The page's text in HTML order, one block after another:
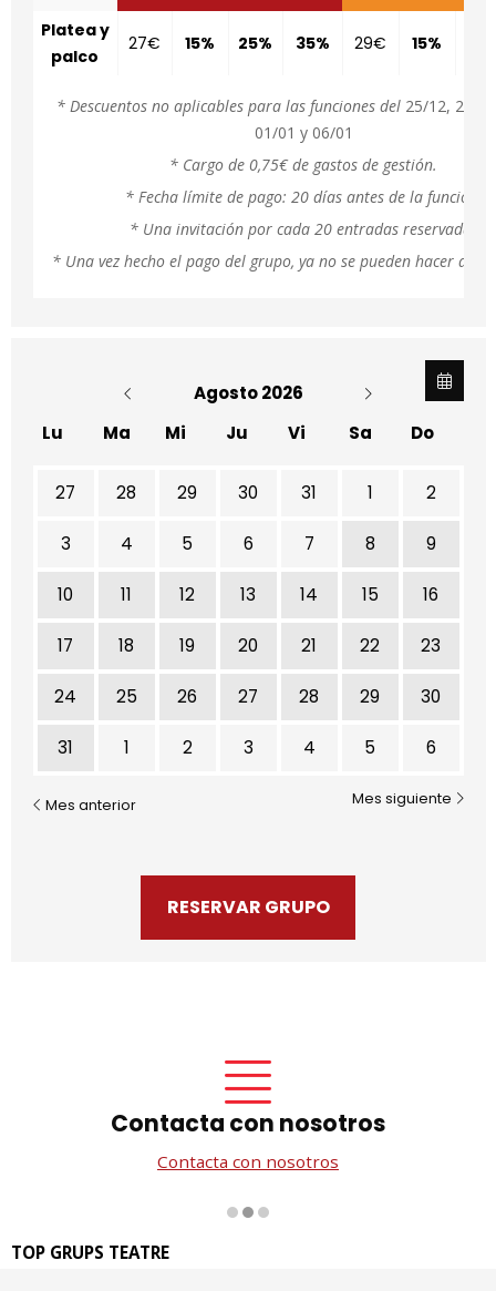
Platea y
palco
27€ 15% 25% 35% 29€ 15%
* Descuentos no aplicables para las funciones del 25/12, 26/
01/01 y 06/01
* Cargo de 0,75€ de gastos de gestión.
* Fecha límite de pago: 20 días antes de la función.
* Una invitación por cada 20 entradas reservadas
* Una vez hecho el pago del grupo, ya no se pueden hacer
Agosto 2026
Lu
Ma Mi Ju Vi Sa Do
No hay ninguna actividad este mes
27 28 29 30 31 1 2
3 4 5 6 7 8 9
10 11 12 13 14 15 16
17 18 19 20 21 22 23
24 25 26 27 28 29 30
31 1 2 3 4 5 6
Mes anterior Mes siguiente
RESERVAR GRUPO
Contacta con nosotros
Contacta con nosotros
TOP GRUPS TEATRE